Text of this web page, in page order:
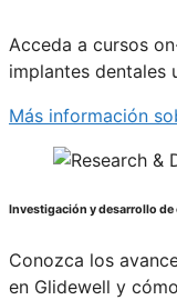
Acceda a cursos
implantes dentales
Más información
Investigación y desarrollo de
Conozca los
en Glidewell y